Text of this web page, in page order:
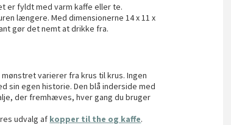
er fyldt med varm kaffe eller te.
længere. Med dimensionerne 14 x 11 x
gør det nemt at drikke fra.
varierer fra krus til krus. Ingen
sin egen historie. Den blå inderside med
der fremhæves, hver gang du bruger
udvalg af kopper til the og kaffe.